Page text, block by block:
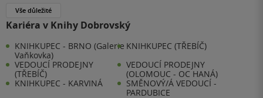
Vše důležité
Kariéra v Knihy Dobrovský
KNIHKUPEC - BRNO (Galerie
Vaňkovka)
KNIHKUPEC (TŘEBÍČ)
VEDOUCÍ PRODEJNY
(TŘEBÍČ)
VEDOUCÍ PRODEJNY
(OLOMOUC - OC HANÁ)
KNIHKUPEC - KARVINÁ
SMĚNOVÝ/Á VEDOUCÍ -
PARDUBICE